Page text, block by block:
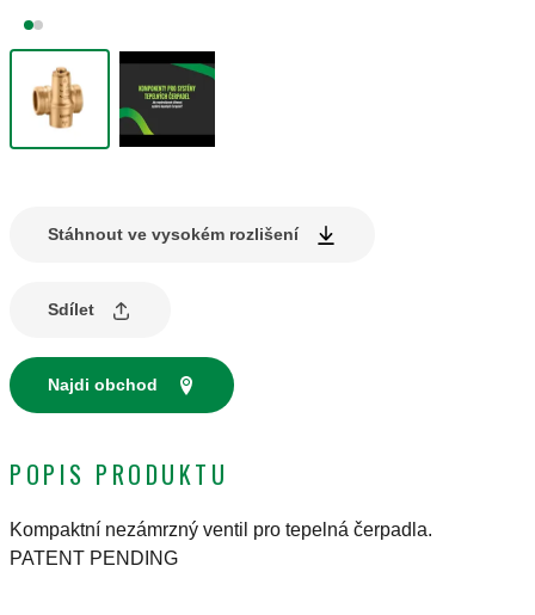
Stáhnout ve vysokém rozlišení
Sdílet
Najdi obchod
POPIS PRODUKTU
Kompaktní nezámrzný ventil pro tepelná čerpadla.
PATENT PENDING